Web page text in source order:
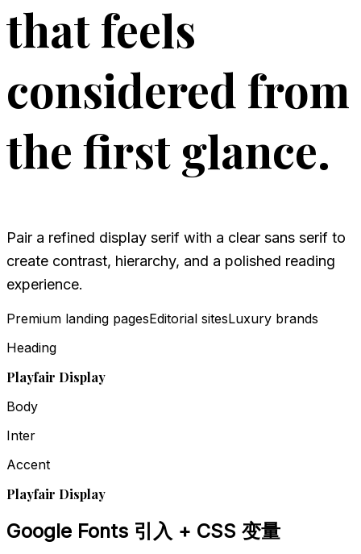
that feels
considered from
the first glance.
Pair a refined display serif with a clear sans serif to
create contrast, hierarchy, and a polished reading
experience.
Premium landing pagesEditorial sitesLuxury brands
Heading
Playfair Display
Body
Inter
Accent
Playfair Display
Google Fonts 引入 + CSS 变量